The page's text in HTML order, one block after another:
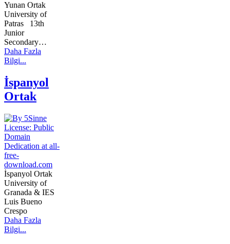
Yunan Ortak
University of
Patras 13th
Junior
Secondary…
Daha Fazla
Bilgi...
İspanyol
Ortak
İspanyol Ortak
University of
Granada & IES
Luis Bueno
Crespo
Daha Fazla
Bilgi...